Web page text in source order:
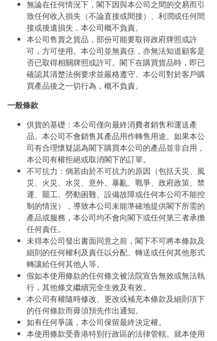
無論在任何情況下，閣下因與本公司之間的交易而引
致任何收入損失（不論直接或間接）、利潤或任何間
接或後遺損失，本公司概不負責。
本公司售賣之貨品，部份可能要取得政府牌照或許
可，方可使用。本公司並無責任，亦無法知道顧客是
否已取得相關牌照或許可。閣下在購買貨品時，即已
確認其清楚法例要求並嚴格遵守。本公司對於客戶購
買產品後之一切行為，概不負責。
一般條款
供貨的基礎：本公司僅向最終消費者銷售和運送產
品。本公司不會銷售其產品用作轉售用途。如果本公
司有合理懷疑認為閣下購買本公司的產品並非自用，
本公司有權拒絕或取消閣下的訂單。
不可抗力：倘若由於不可抗力的原因（包括天災、風
災、火災、水災、意外、暴亂、戰爭、政府政策、禁
運、罷工、勞動困難、設備故障或任何本公司不能控
制的情況），導致本公司未能準確地提供閣下所需的
產品或服務，本公司均不會向閣下或任何第三者承擔
任何責任。
未得本公司發出書面同意之前，閣下不可將本條款及
細則的任何權利及責任以分配、轉送或任何其他形式
轉讓給任何其他人等。
假如本使用條款的任何條文被法院宣告無效或無法執
行，其他條文繼續完全生效及有效。
本公司有權隨時修改、更改或補充本條款及細則項下
的任何條款而毋須預先作出通知。
如有任何爭議，本公司保留最終決定權。
本使用條款受香港特別行政區的法律管轄。就本使用